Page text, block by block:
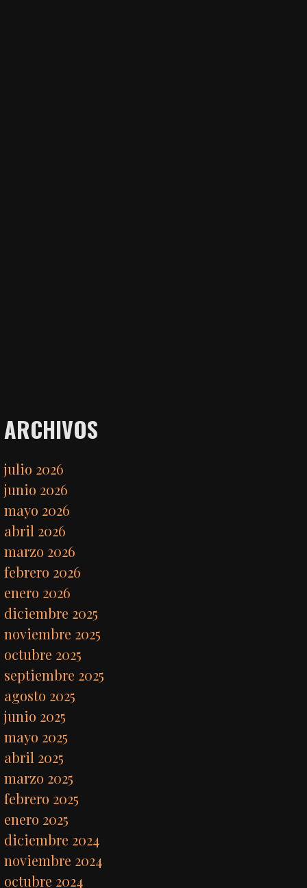
ARCHIVOS
julio 2026
junio 2026
mayo 2026
abril 2026
marzo 2026
febrero 2026
enero 2026
diciembre 2025
noviembre 2025
octubre 2025
septiembre 2025
agosto 2025
junio 2025
mayo 2025
abril 2025
marzo 2025
febrero 2025
enero 2025
diciembre 2024
noviembre 2024
octubre 2024